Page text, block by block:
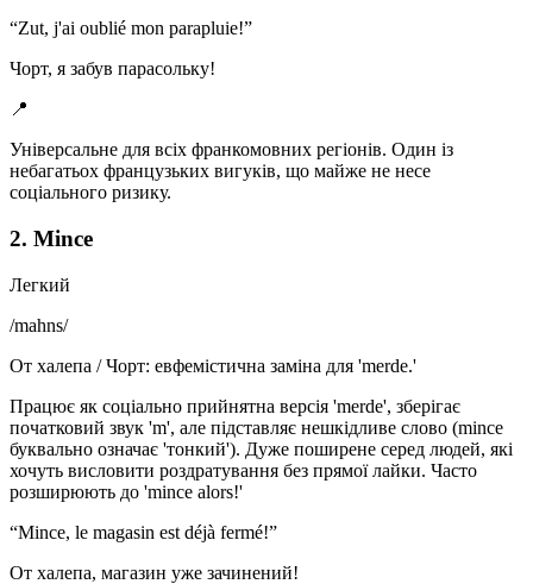
“Zut, j'ai oublié mon parapluie!”
Чорт, я забув парасольку!
📍
Універсальне для всіх франкомовних регіонів. Один із
небагатьох французьких вигуків, що майже не несе
соціального ризику.
2. Mince
Легкий
/mahns/
От халепа / Чорт: евфемістична заміна для 'merde.'
Працює як соціально прийнятна версія 'merde', зберігає
початковий звук 'm', але підставляє нешкідливе слово (mince
буквально означає 'тонкий'). Дуже поширене серед людей, які
хочуть висловити роздратування без прямої лайки. Часто
розширюють до 'mince alors!'
“Mince, le magasin est déjà fermé!”
От халепа, магазин уже зачинений!